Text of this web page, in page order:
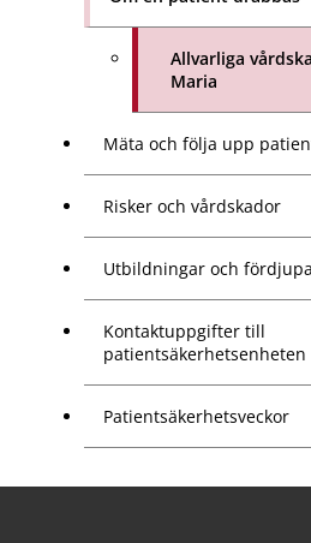
Allvarliga
Maria
Mäta och följa upp
Risker och vårdskador
Utbildningar och
Kontaktuppgifter till
patientsäkerhetsenheten
Patientsäkerhetsveckor